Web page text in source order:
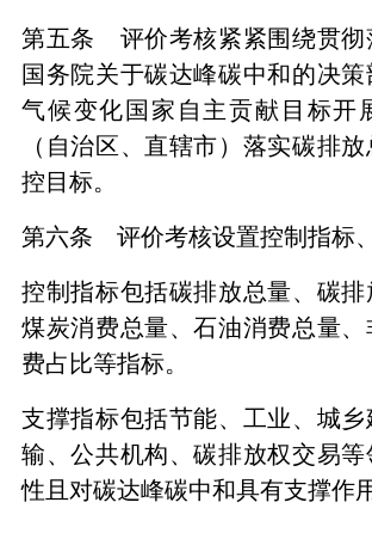
第五条 评价考核紧紧围绕贯彻
国务院关于碳达峰碳中和的决
气候变化国家自主贡献目标开
（自治区、直辖市）落实碳排
控目标。
第六条 评价考核设置控制指标
控制指标包括碳排放总量、碳排
煤炭消费总量、石油消费总量
费占比等指标。
支撑指标包括节能、工业、城
输、公共机构、碳排放权交易
性且对碳达峰碳中和具有支撑作